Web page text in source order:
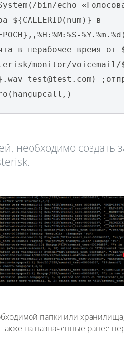
bin/echo
${CALLERID(num)} в
в нерабочее время от
monitor/voicemail/
test@test.com)
необходимо
папки или
также на назначенные ранее